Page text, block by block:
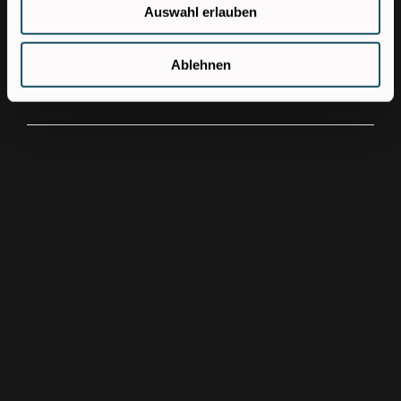
Auswahl erlauben
Ablehnen
Jetzt bewerben!